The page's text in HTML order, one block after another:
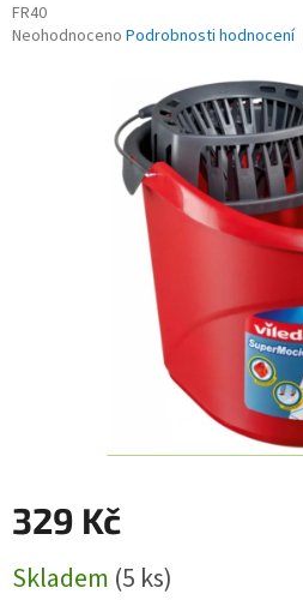
FR40
Průměrné
Neohodnoceno Podrobnosti hodnocení
329 Kč
cena:
Skladem (5 ks)